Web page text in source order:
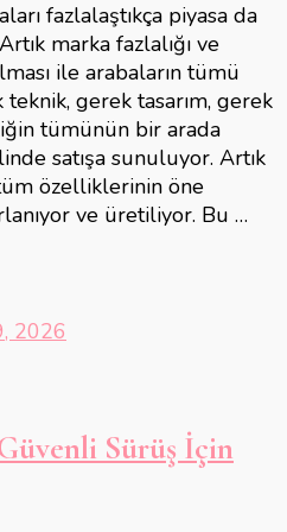
fazlalaştıkça piyasa da
marka fazlalığı ve
ile arabaların tümü
gerek tasarım, gerek
tümünün bir arada
satışa sunuluyor. Artık
özelliklerinin öne
ve üretiliyor. Bu …
2026
Sürüş İçin